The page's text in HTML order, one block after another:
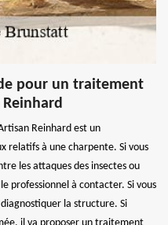
pour un traitement
Reinhard est un
relatifs à une charpente. Si vous
les attaques des insectes ou
professionnel à contacter. Si vous
diagnostiquer la structure. Si